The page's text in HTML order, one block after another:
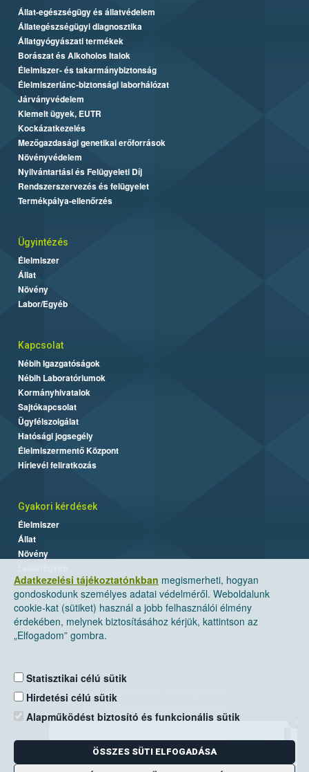
Adatkezelési tájékoztatónkban megismerheti, hogyan
gondoskodunk személyes adatai védelméről. Weboldalunk
cookie-kat (sütiket) használ a jobb felhasználói élmény
érdekében, melynek biztosításához kérjük, kattintson az
„Elfogadom” gombra.
Statisztikai célú sütik
Hirdetési célú sütik
Alapműködést biztosító és funkcionális sütik
ÖSSZES SÜTI ELFOGADÁSA
Állat-egészségügy és állatvédelem
Állategészségügyi diagnosztika
Állatgyógyászati termékek
Borászat és Alkoholos Italok
Élelmiszer- és takarmánybiztonság
Élelmiszerlánc-biztonsági laborhálózat
Járványvédelem
Kiemelt ügyek, EUTR
Kockázatkezelés
Mezőgazdasági genetikai erőforrások
Növényvédelem
Nyilvántartási és Felügyeleti Díj
Rendszerszervezés és felügyelet
Termékpálya-ellenőrzés
Ügyintézés
Élelmiszer
Állat
Növény
Labor/Egyéb
Kapcsolat
Nébih Igazgatóságok
Nébih Laboratóriumok
Kormányhivatalok
Sajtókapcsolat
Ügyfélszolgálat
Hatósági jogsegély
Élelmiszermentő Központ
Hírlevél feliratkozás
Gyakori kérdések
Élelmiszer
Állat
Növény
Nemzeti Élelmiszerlánc-biztonsági Hivatal
Levelezési cím: 1525 Budapest. Pf. 30.
E-mail:ugyfelszolgalat@nebih.gov.hu